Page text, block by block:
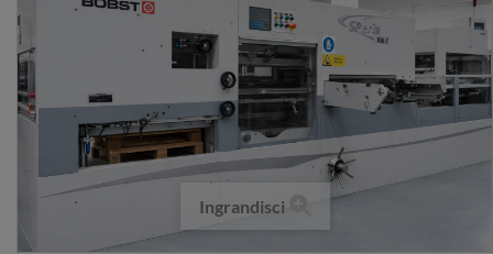
Ingrandisci